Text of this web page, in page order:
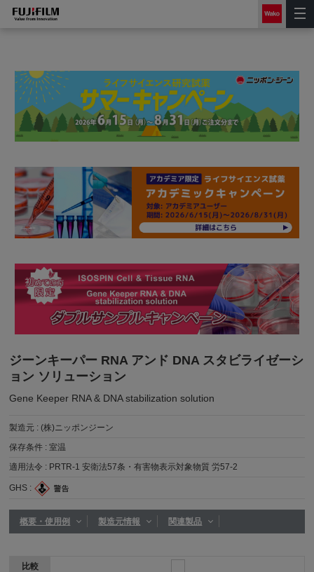
ジーンキーパー RNA アンド DNA スタビライゼーシ
ョン ソリューション
Gene Keeper RNA & DNA stabilization solution
製造元 :(株)ニッポンジーン
保存条件 :室温
適用法令 : PRTR-1 安衛法57条・有害物表示対象物質 労57-2
GHS :
概要・使用例 製造元情報 関連製品
比較